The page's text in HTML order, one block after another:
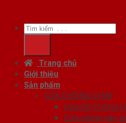
Tìm
kiếm:
Trang chủ
Giới thiệu
Sản phẩm
CỬA CHỐNG CHÁY
Cửa Gỗ Chống
Cửa nhôm vân